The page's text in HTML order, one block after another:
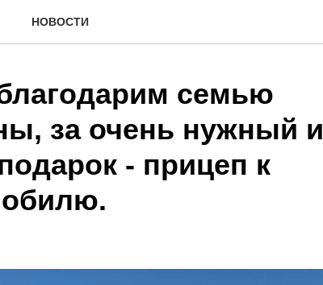
НОВОСТИ
семью
за очень нужный и
- прицеп к